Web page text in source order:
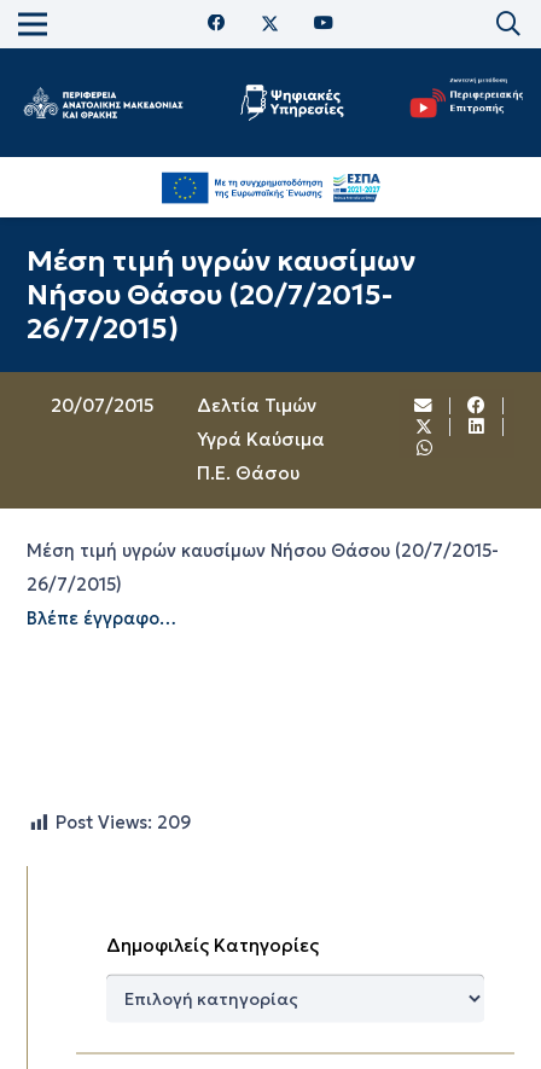
Μέση τιμή υγρών καυσίμων
Νήσου Θάσου (20/7/2015-
26/7/2015)
20/07/2015
Δελτία Τιμών
Υγρά Καύσιμα
Π.Ε. Θάσου
Μέση τιμή υγρών καυσίμων Νήσου Θάσου (20/7/2015-
26/7/2015)
Βλέπε έγγραφο…
Post Views: 209
Δημοφιλείς Κατηγορίες
Δημοφιλείς